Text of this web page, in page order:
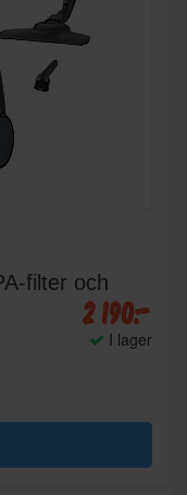
filter och
2 190:-
I lager